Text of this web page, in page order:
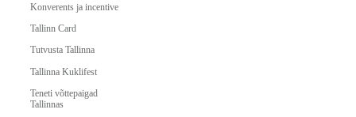
Konverents ja incentive
Tallinn Card
Tutvusta Tallinna
Tallinna Kuklifest
Teneti võttepaigad
Tallinnas